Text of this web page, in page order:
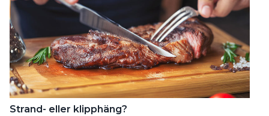
Strand- eller klipphäng?